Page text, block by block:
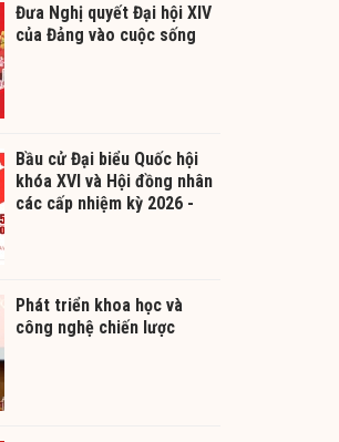
Đưa Nghị quyết Đại hội XIV
của Đảng vào cuộc sống
Bầu cử Đại biểu Quốc hội
khóa XVI và Hội đồng nhân
các cấp nhiệm kỳ 2026 -
Phát triển khoa học và
công nghệ chiến lược